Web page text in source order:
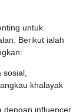
untuk
Berikut ialah
sosial,
khalayak
dengan influencer